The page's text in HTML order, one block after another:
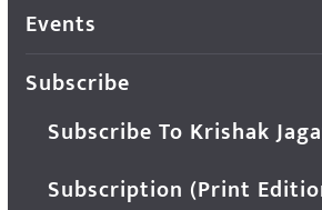
Events
Subscribe
Subscribe To Krishak
Subscription (Print